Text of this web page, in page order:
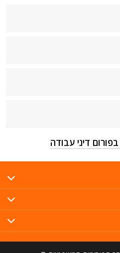
דיני עבודה